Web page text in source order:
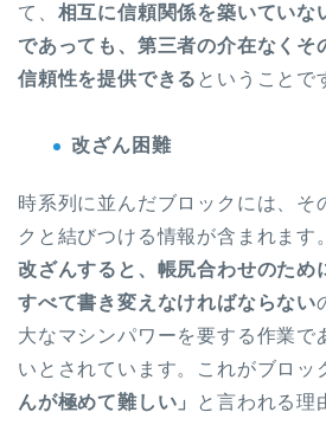
て、 相互に信頼関係を築いていな
であっても、第三者の介在なくそ
信頼性を提供できる ということで
改ざん困難
時系列に並んだブロックには、そ
クと結びつける情報が含まれます。
改ざんすると、帳尻合わせのため
すべて書き変えなければならない
大なマシンパワーを要する作業で
いとされています。これがブロッ
んが極めて難しい」
と言われる理